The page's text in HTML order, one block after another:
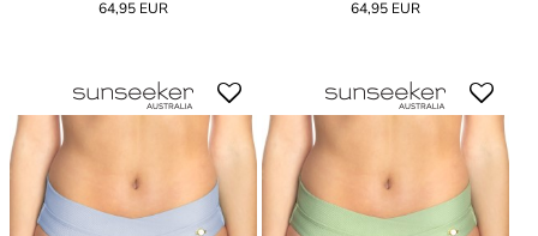
Bralette
64,95 EUR
Bralette
64,95 EUR